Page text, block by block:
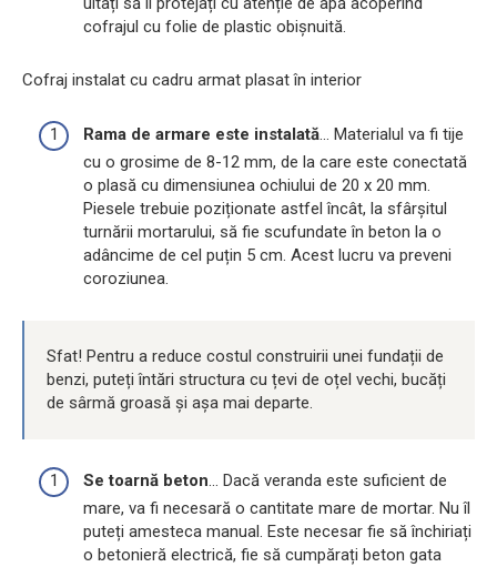
cofrajul cu folie de plastic obișnuită.
Cofraj instalat cu cadru armat plasat în interior
Rama de armare este instalată... Materialul va fi tije
cu o grosime de 8-12 mm, de la care este conectată
o plasă cu dimensiunea ochiului de 20 x 20 mm.
Piesele trebuie poziționate astfel încât, la sfârșitul
turnării mortarului, să fie scufundate în beton la o
adâncime de cel puțin 5 cm. Acest lucru va preveni
coroziunea.
Sfat! Pentru a reduce costul construirii unei fundații de
benzi, puteți întări structura cu țevi de oțel vechi, bucăți
de sârmă groasă și așa mai departe.
Se toarnă beton... Dacă veranda este suficient de
mare, va fi necesară o cantitate mare de mortar. Nu îl
puteți amesteca manual. Este necesar fie să închiriați
o betonieră electrică, fie să cumpărați beton gata